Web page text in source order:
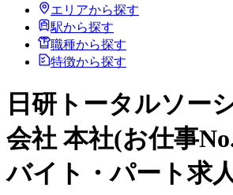
エリアから探す
駅から探す
職種から探す
特徴から探す
日研トータルソー
会社 本社(お仕事
バイト・パート求